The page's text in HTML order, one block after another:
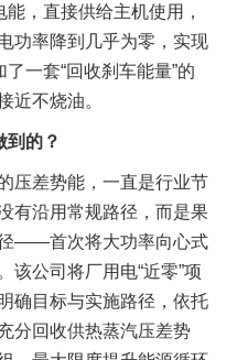
能，直接供给主机使用，
功率降到几乎为零，实现
一套“回收刹车能量”的
近不烧油。
到的？
压差势能，一直是行业节
有沿用常规路径，而是果
——首次将大功率向心式
该公司将厂用电“近零”项
确目标与实施路径，依托
分回收供热蒸汽压差势